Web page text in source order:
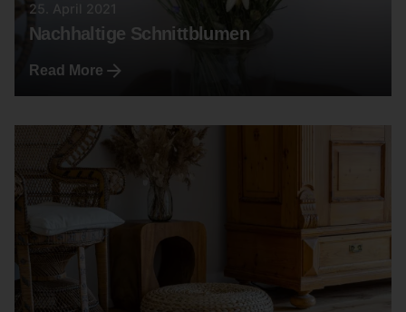
25. April 2021
Nachhaltige Schnittblumen
Read More